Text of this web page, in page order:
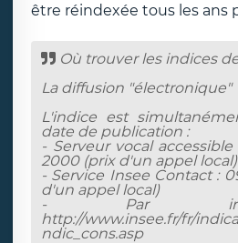
être réindexée tous les ans
Où trouver les indices
La diffusion "électronique"
L'indice est
date de publication :
- Serveur vocal
2000 (prix d'un appel local)
- Service Insee Contact :
d'un appel local)
- Par
http://www.insee.fr/fr/
ndic_cons.asp